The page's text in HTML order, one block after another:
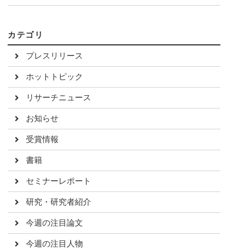
カテゴリ
プレスリリース
ホットトピック
リサーチニュース
お知らせ
受賞情報
書籍
セミナーレポート
研究・研究者紹介
今週の注目論文
今週の注目人物